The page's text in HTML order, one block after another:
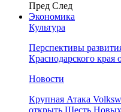
Пред След
Экономика
Культура
Перспективы
Краснодарского края
Новости
Крупная Атака
открыть Шесть